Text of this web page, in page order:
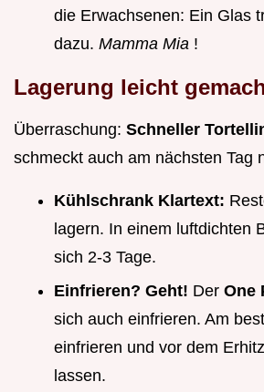
die Erwachsenen: Ein Glas
dazu. Mamma Mia !
Lagerung leicht
Überraschung: Schneller
schmeckt auch am nächsten Tag
Kühlschrank Klartext:
lagern. In einem luftdichten
sich 2-3 Tage.
Einfrieren? Geht! Der One
sich auch einfrieren. Am
einfrieren und vor dem
lassen.